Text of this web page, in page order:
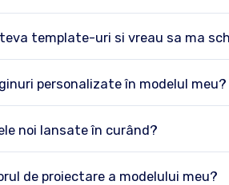
template-uri si vreau sa ma
personalizate în modelul meu?
noi lansate în curând?
de proiectare a modelului meu?